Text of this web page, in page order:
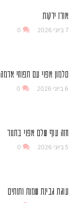
אורז ירקות
7 ביוני 2026 0
סלמון אפוי עם תפוחי אדמה
6 ביוני 2026 0
חזה עוף שלם אפוי בתנור
5 ביוני 2026 0
עוגת גבינת שמנת ותותים